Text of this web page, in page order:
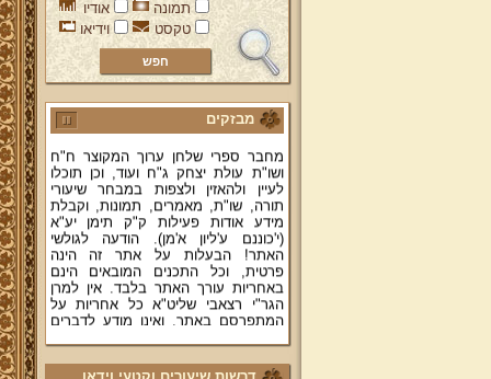
תמונה
אודיו
טקסט
וידיאו
מבזקים
ברוכים הבאים לאתר מהרי"ץ
יד מהרי"ץ - פורטל תורני למורשת יהדות
תימן, האתר הרשמי להנצחת מורשתו
של גאון רבני תימן ותפארתם מהרי"ץ
זצוק"ל. באתר תמצאו גם תכנים תורניים
והלכתיים רבים של מרן הגאון הרב יצחק
רצאבי שליט"א - פוסק עדת תימן,
מחבר ספרי שלחן ערוך המקוצר ח"ח
ושו"ת עולת יצחק ג"ח ועוד, וכן תוכלו
לעיין ולהאזין ולצפות במבחר שיעורי
תורה, שו"ת, מאמרים, תמונות, וקבלת
מידע אודות פעילות ק"ק תימן יע"א
(י'כוננם ע'ליון א'מן). הודעה לגולשי
האתר! הבעלות על אתר זה הינה
פרטית, וכל התכנים המובאים הינם
באחריות עורך האתר בלבד. אין למרן
הגר"י רצאבי שליט"א כל אחריות על
המתפרסם באתר, ואינו מודע לדברים
המפורסמים בו.
קווים לדמותו של מהרי"ץ זצוק"ל